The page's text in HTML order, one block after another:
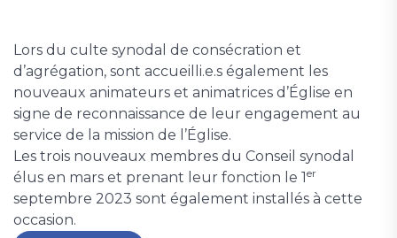
Lors du culte synodal de consécration et
d’agrégation, sont accueilli.e.s également les
nouveaux animateurs et animatrices d’Église en
signe de reconnaissance de leur engagement au
service de la mission de l’Église.
Les trois nouveaux membres du Conseil synodal
élus en mars et prenant leur fonction le 1er
septembre 2023 sont également installés à cette
occasion.